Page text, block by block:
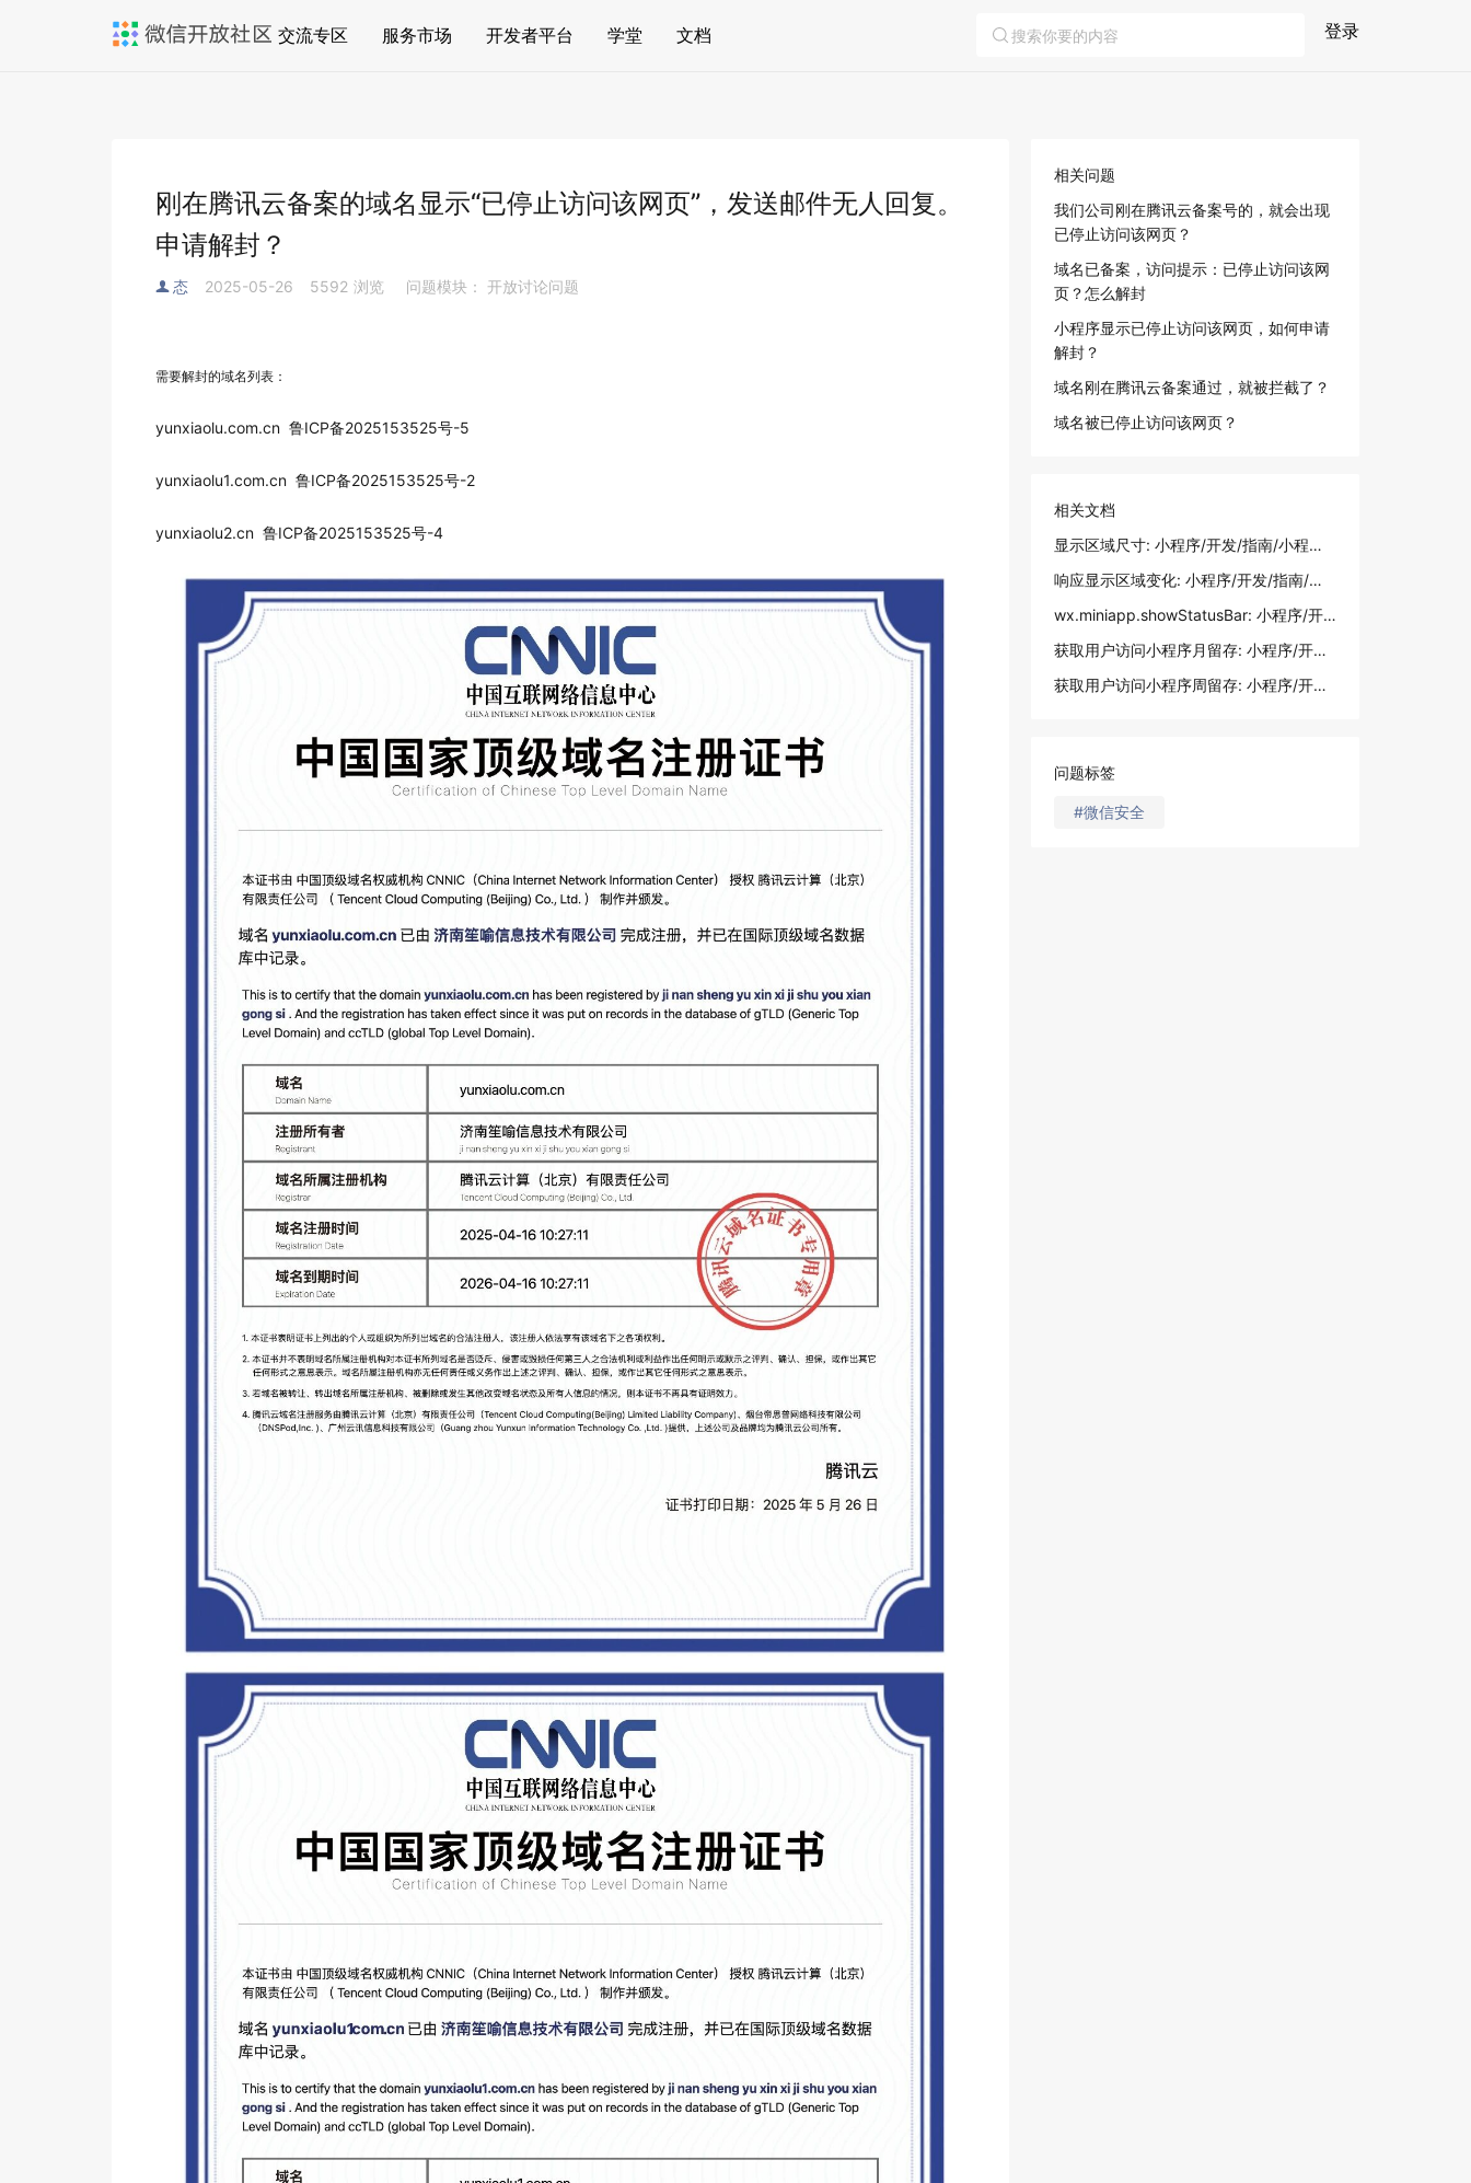
交流专区 服务市场 开发者平台 学堂 文档 登录
刚在腾讯云备案的域名显示“已停止访问该网页”，发送邮件无人回复。
申请解封？
态 2025-05-26 5592 浏览 问题模块： 开放讨论问题
需要解封的域名列表：
yunxiaolu.com.cn 鲁ICP备2025153525号-5
yunxiaolu1.com.cn 鲁ICP备2025153525号-2
yunxiaolu2.cn 鲁ICP备2025153525号-4
相关问题
我们公司刚在腾讯云备案号的，就会出现
已停止访问该网页？
域名已备案，访问提示：已停止访问该网
页？怎么解封
小程序显示已停止访问该网页，如何申请
解封？
域名刚在腾讯云备案通过，就被拦截了？
域名被已停止访问该网页？
相关文档
显示区域尺寸: 小程序/开发/指南/小程序框架/视图层/响应显示区域变化
响应显示区域变化: 小程序/开发/指南/小程序框架/视图层/响应显示区域变化
wx.miniapp.showStatusBar: 小程序/开发/拓展能力/API/多端框架新增API/显示状态栏
获取用户访问小程序月留存: 小程序/开发/服务端/数据分析/访问留存/获取用户访问小程序月留存
获取用户访问小程序周留存: 小程序/开发/服务端/数据分析/访问留存/获取用户访问小程序周留存
问题标签
#微信安全